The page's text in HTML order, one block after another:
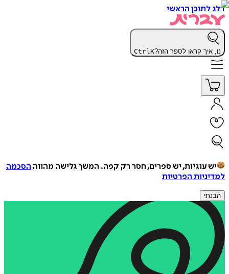
דלג לתוכן הראשי
נו, איך קראו לספר הזה? CtrlK
יש עוגיות, יש ספרים, חסר רק קפה. המשך גלישה מהווה הסכמה
למדיניות הפרטיות
הבנתי